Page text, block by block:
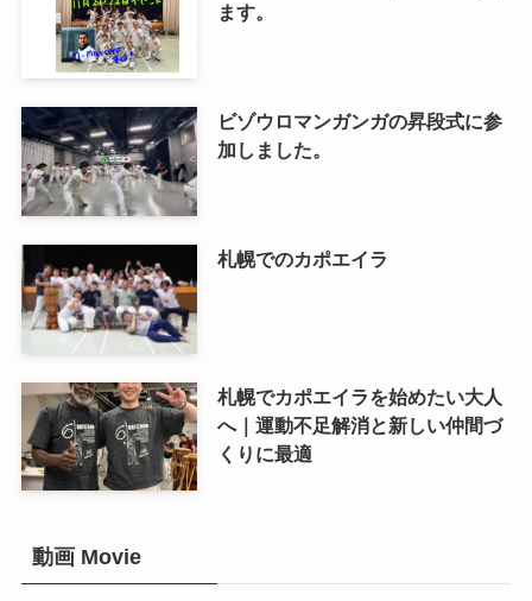
ます。
ビゾウロマンガンガの昇段式に参
加しました。
札幌でのカポエイラ
札幌でカポエイラを始めたい大人
へ｜運動不足解消と新しい仲間づ
くりに最適
動画 Movie